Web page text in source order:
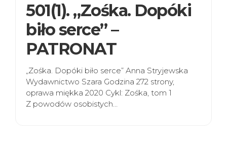
501(1). „Zośka. Dopóki
biło serce” –
PATRONAT
„Zośka. Dopóki biło serce” Anna Stryjewska
Wydawnictwo Szara Godzina 272 strony,
oprawa miękka 2020 Cykl: Zośka, tom 1
Z powodów osobistych…